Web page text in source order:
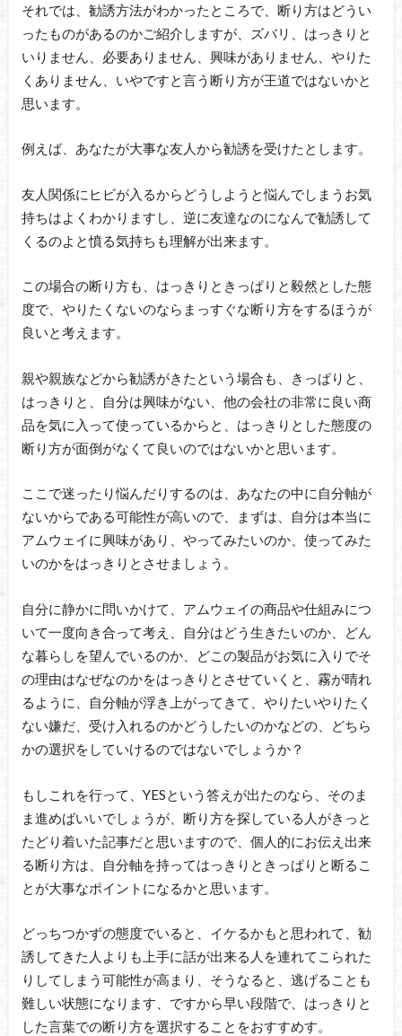
それでは、勧誘方法がわかったところで、断り方はどうい
ったものがあるのかご紹介しますが、ズバリ、はっきりと
いりません、必要ありません、興味がありません、やりた
くありません、いやですと言う断り方が王道ではないかと
思います。
例えば、あなたが大事な友人から勧誘を受けたとします。
友人関係にヒビが入るからどうしようと悩んでしまうお気
持ちはよくわかりますし、逆に友達なのになんで勧誘して
くるのよと憤る気持ちも理解が出来ます。
この場合の断り方も、はっきりときっぱりと毅然とした態
度で、やりたくないのならまっすぐな断り方をするほうが
良いと考えます。
親や親族などから勧誘がきたという場合も、きっぱりと、
はっきりと、自分は興味がない、他の会社の非常に良い商
品を気に入って使っているからと、はっきりとした態度の
断り方が面倒がなくて良いのではないかと思います。
ここで迷ったり悩んだりするのは、あなたの中に自分軸が
ないからである可能性が高いので、まずは、自分は本当に
アムウェイに興味があり、やってみたいのか、使ってみた
いのかをはっきりとさせましょう。
自分に静かに問いかけて、アムウェイの商品や仕組みにつ
いて一度向き合って考え、自分はどう生きたいのか、どん
な暮らしを望んでいるのか、どこの製品がお気に入りでそ
の理由はなぜなのかをはっきりとさせていくと、霧が晴れ
るように、自分軸が浮き上がってきて、やりたいやりたく
ない嫌だ、受け入れるのかどうしたいのかなどの、どちら
かの選択をしていけるのではないでしょうか？
もしこれを行って、YESという答えが出たのなら、そのま
ま進めばいいでしょうが、断り方を探している人がきっと
たどり着いた記事だと思いますので、個人的にお伝え出来
る断り方は、自分軸を持ってはっきりときっぱりと断るこ
とが大事なポイントになるかと思います。
どっちつかずの態度でいると、イケるかもと思われて、勧
誘してきた人よりも上手に話が出来る人を連れてこられた
りしてしまう可能性が高まり、そうなると、逃げることも
難しい状態になります、ですから早い段階で、はっきりと
した言葉での断り方を選択することをおすすめす。